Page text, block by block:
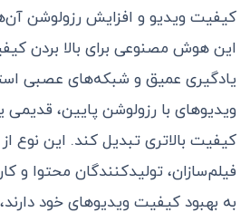
کیفیت ویدیو و افزایش رزولوشن
این هوش مصنوعی برای بالا بردن
یادگیری عمیق و شبکه‌های عصبی
ویدیوهای با رزولوشن پایین، قدیمی
کیفیت بالاتری تبدیل کند. این نوع از
فیلم‌سازان، تولیدکنندگان محتوا و
به بهبود کیفیت ویدیوهای خود